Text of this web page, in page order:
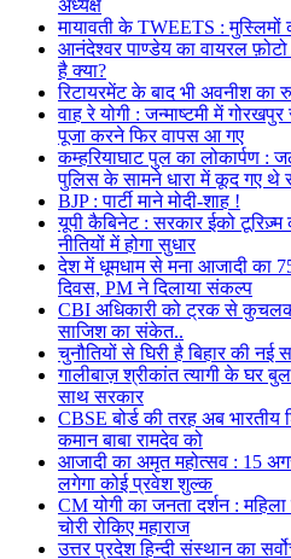
अध्यक्ष
मायावती के TWEETS :
आनंदेश्वर पाण्डेय का वायरल फ़ोटो
है क्या?
रिटायरमेंट के बाद भी अवनीश का
वाह रे योगी : जन्माष्टमी में
पूजा करने फिर वापस आ गए
कम्हरियाघाट पुल का लोकार्पण :
पुलिस के सामने धारा में कूद गए थे
BJP : पार्टी माने मोदी-शाह !
यूपी कैबिनेट : सरकार ईको टूरिज़्म
नीतियों में होगा सुधार
देश में धूमधाम से मना आजादी का
दिवस, PM ने दिलाया संकल्प
CBI अधिकारी को ट्रक से
साजिश का संकेत..
चुनौतियों से घिरी है बिहार की नई
गालीबाज़ श्रीकांत त्यागी के घर
साथ सरकार
CBSE बोर्ड की तरह अब भारतीय
कमान बाबा रामदेव को
आजादी का अमृत महोत्सव : 15
लगेगा कोई प्रवेश शुल्क
CM योगी का जनता दर्शन :
चोरी रोकिए महाराज
उत्तर प्रदेश हिन्दी संस्थान का